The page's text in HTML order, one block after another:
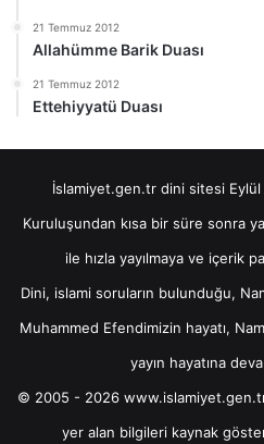
21 Temmuz 2012
Allahümme Barik Duası
21 Temmuz 2012
Ettehiyyatü Duası
İslamiyet.gen.tr dini sitesi Eylül
Kuruluşundan kısa bir süre sonra
ile hızla yayılmaya ve içerik
Dini, islami soruların bulunduğu,
Muhammed Efendimizin hayatı,
yayın hayatına
© 2005 - 2026
yer alan bilgileri kaynak